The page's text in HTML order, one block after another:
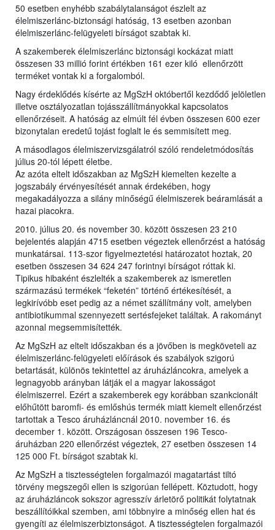
50 esetben enyhébb szabálytalanságot észlelt az
élelmiszerlánc-biztonsági hatóság, 13 esetben azonban
élelmiszerlánc-felügyeleti bírságot szabtak ki.
A szakemberek élelmiszerlánc biztonsági kockázat miatt
összesen 33 millió forint értékben 161 ezer kiló ellenőrzött
terméket vontak ki a forgalomból.
Nagy érdeklődés kísérte az MgSzH októbertől kezdődő jelöletlen
illetve osztályozatlan tojásszállítmányokkal kapcsolatos
ellenőrzéseit. A hatóság az elmúlt fél évben összesen 600 ezer
bizonytalan eredetű tojást foglalt le és semmisített meg.
A másodlagos élelmiszervizsgálatról szóló rendeletmódosítás
július 20-tól lépett életbe.
Az azóta eltelt időszakban az MgSzH kiemelten kezelte a
jogszabály érvényesítését annak érdekében, hogy
megakadályozza a silány minőségű élelmiszerek beáramlását a
hazai piacokra.
2010. július 20. és november 30. között összesen 23 210
bejelentés alapján 4715 esetben végeztek ellenőrzést a hatóság
munkatársai. 113-szor figyelmeztetési határozatot hoztak, 20
esetben összesen 34 624 247 forintnyi bírságot róttak ki.
Tipikus hibaként észlelték a szakemberek az ismeretlen
származású termékek “feketén” történő értékesítését, a
legkirívóbb eset pedig az a német szállítmány volt, amelyben
antibiotikummal szennyezett sertésfejeket találtak. A rakományt
azonnal megsemmisítették.
Az MgSzH az eltelt időszakban és a jövőben is megköveteli az
élelmiszerlánc-felügyeleti előírások és szabályok szigorú
betartását, különös tekintettel az áruházláncokra, amelyek a
legnagyobb arányban látják el a magyar lakosságot
élelmiszerrel. Ezért a szakemberek egy korábban szankcionált
előhűtött baromfi- és emlőshús termék miatt kiemelt ellenőrzést
tartottak a Tesco áruházláncnál 2010. november 16. és
december 1. között. Országosan összesen 196 Tesco-
áruházban 220 ellenőrzést végeztek, 27 esetben összesen 14
125 000 Ft. bírságot szabtak ki.
Az MgSzH a tisztességtelen forgalmazói magatartást tiltó
törvény megszegői ellen is szigorúan fellépett. Köztudott, hogy
az áruházláncok sokszor agresszív árletörő politikát folytatnak
beszállítóikkal szemben, ami többnyire a minőség ellen hat és
gyengíti az élelmiszerbiztonságot. A tisztességtelen forgalmazói